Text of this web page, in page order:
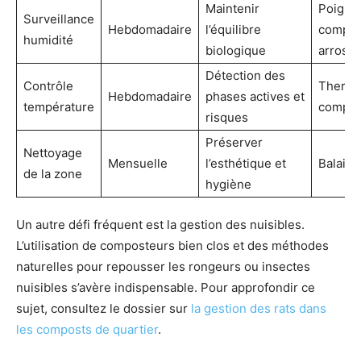
Surveillance
humidité
Hebdomadaire
Maintenir
l’équilibre
biologique
Contrôle
température
Hebdomadaire
Détection des
phases actives et
risques
Nettoyage
de la zone
Mensuelle
Préserver
l’esthétique et
hygiène
Balai,
Un autre défi fréquent est la gestion des nuisibles.
L’utilisation de composteurs bien clos et des méthodes
naturelles pour repousser les rongeurs ou insectes
nuisibles s’avère indispensable. Pour approfondir ce
sujet, consultez le dossier sur la gestion des rats dans
les composts de quartier.